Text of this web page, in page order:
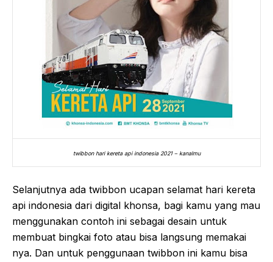
twibbon hari kereta api indonesia 2021 – kanalmu
Selanjutnya ada twibbon ucapan selamat hari kereta
api indonesia dari digital khonsa, bagi kamu yang mau
menggunakan contoh ini sebagai desain untuk
membuat bingkai foto atau bisa langsung memakai
nya. Dan untuk penggunaan twibbon ini kamu bisa